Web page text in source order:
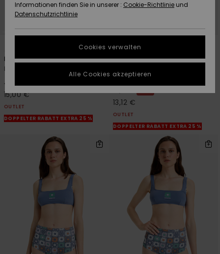
Highlights
Highlights
Starten Sie eine
um die
schnellste
Antwort auf Ihre
Unterhaltung
starten
Finden Sie
NACHHALTIGKEIT
SHOPS
QUIKSILVER APP
WUNSCHLISTE
Lima
Frauen Lila Bikini-Tanktop
40,00 €
15,00 €
OUTLET
DOPPELTER RABATT EXTRA 25 %
Lima
klassischer Bedeckung
35,00 €
13,12 €
OUTLET
DOPPELTER RABATT EXTRA 25 %
Informationen finden Sie in unserer : Cookie-Richtlinie und
Datenschutzrichtlinie
Cookies verwalten
Alle Cookies akzeptieren